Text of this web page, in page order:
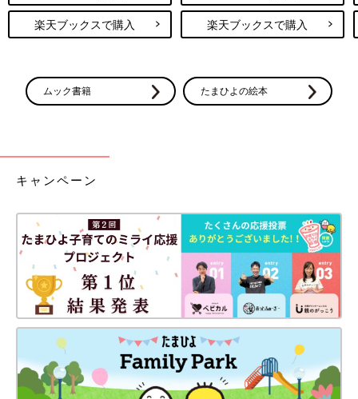
楽天ブックスで購入 楽天ブックスで購入
ムック書籍 たまひよの絵本
キャンペーン